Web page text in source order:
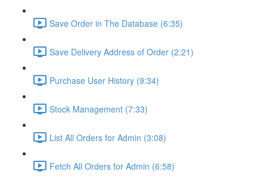
Save Order in The Database (6:35)
Save Delivery Address of Order (2:21)
Purchase User History (9:34)
Stock Management (7:33)
List All Orders for Admin (3:08)
Fetch All Orders for Admin (6:58)